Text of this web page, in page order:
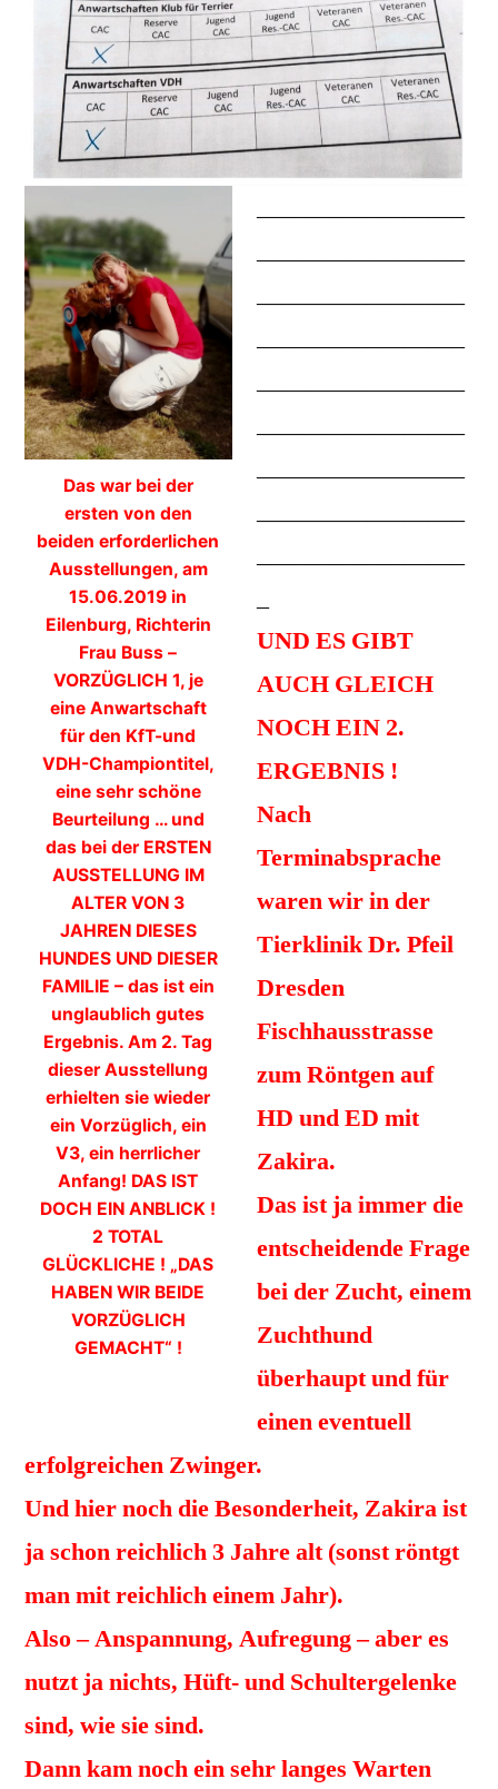
Das war bei der
ersten von den
beiden erforderlichen
Ausstellungen, am
15.06.2019 in
Eilenburg, Richterin
Frau Buss –
VORZÜGLICH 1, je
eine Anwartschaft
für den KfT-und
VDH-Championtitel,
eine sehr schöne
Beurteilung … und
das bei der ERSTEN
AUSSTELLUNG IM
ALTER VON 3
JAHREN DIESES
HUNDES UND DIESER
FAMILIE – das ist ein
unglaublich gutes
Ergebnis. Am 2. Tag
dieser Ausstellung
erhielten sie wieder
ein Vorzüglich, ein
V3, ein herrlicher
Anfang! DAS IST
DOCH EIN ANBLICK !
2 TOTAL
GLÜCKLICHE ! „DAS
HABEN WIR BEIDE
VORZÜGLICH
GEMACHT“ !
UND ES GIBT
AUCH GLEICH
NOCH EIN 2.
ERGEBNIS !
Nach
Terminabsprache
waren wir in der
Tierklinik Dr. Pfeil
Dresden
Fischhausstrasse
zum Röntgen auf
HD und ED mit
Zakira.
Das ist ja immer die
entscheidende Frage
bei der Zucht, einem
Zuchthund
überhaupt und für
einen eventuell
erfolgreichen Zwinger.
Und hier noch die Besonderheit, Zakira ist
ja schon reichlich 3 Jahre alt (sonst röntgt
man mit reichlich einem Jahr).
Also – Anspannung, Aufregung – aber es
nutzt ja nichts, Hüft- und Schultergelenke
sind, wie sie sind.
Dann kam noch ein sehr langes Warten